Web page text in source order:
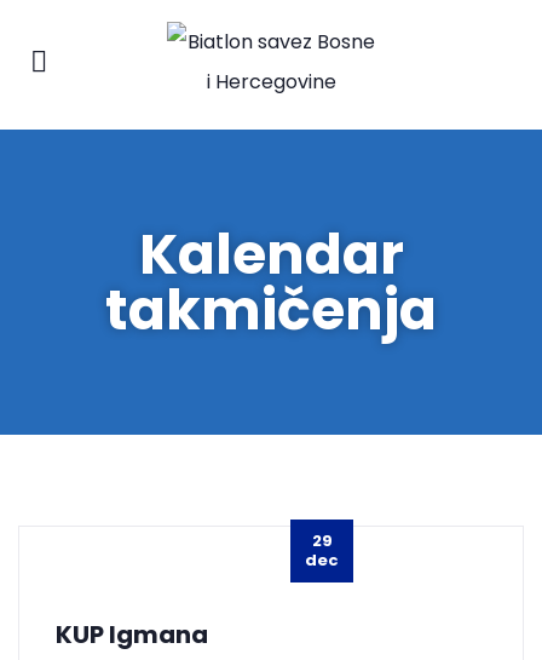
Kalendar
takmičenja
29
dec
KUP Igmana